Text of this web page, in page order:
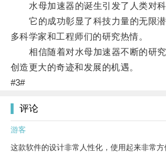
水母加速器的诞生引发了人类对科
它的成功彰显了科技力量的无限潜
多科学家和工程师们的研究热情。
相信随着对水母加速器不断的研究
创造更大的奇迹和发展的机遇。
#3#
评论
游客
这款软件的设计非常人性化，使用起来非常方